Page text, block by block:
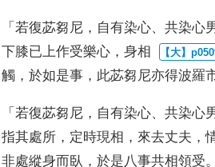
「若復苾芻尼 ， 自有染心、共染心
下膝已上作受樂心 ，身相
觸 ，於如是事 ， 此苾芻尼亦得波羅
「若復苾芻尼 ， 自有染心、共染心
指其處所 ， 定時現相 ， 來去丈夫 ，
非處縱身而臥 ，於是八事共相領受